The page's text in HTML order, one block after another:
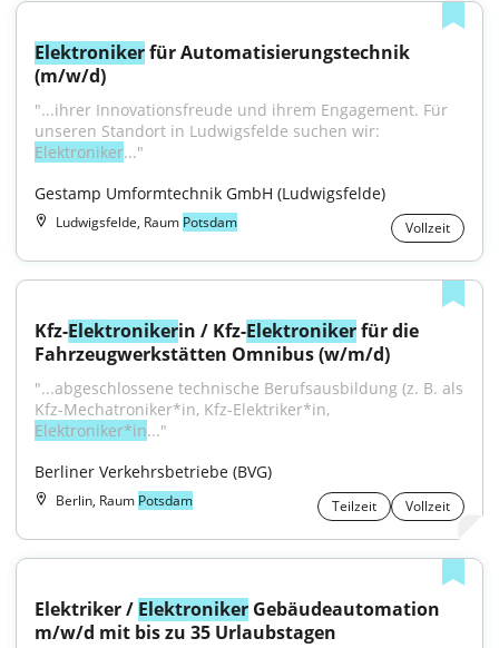
Elektroniker für Automatisierungstechnik
(m/w/d)
"...ihrer Innovationsfreude und ihrem Engagement. Für
Elektroniker..."
Gestamp Umformtechnik GmbH (Ludwigsfelde)
Ludwigsfelde, Raum Potsdam Vollzeit
Kfz-Elektronikerin / Kfz-Elektroniker für die
Fahrzeugwerkstätten Omnibus (w/m/d)
"...abgeschlossene technische Berufsausbildung (z. B. als
Elektroniker*in..."
Berliner Verkehrsbetriebe (BVG)
Berlin, Raum Potsdam Teilzeit Vollzeit
Elektriker / Elektroniker Gebäudeautomation
m/w/d mit bis zu 35 Urlaubstagen